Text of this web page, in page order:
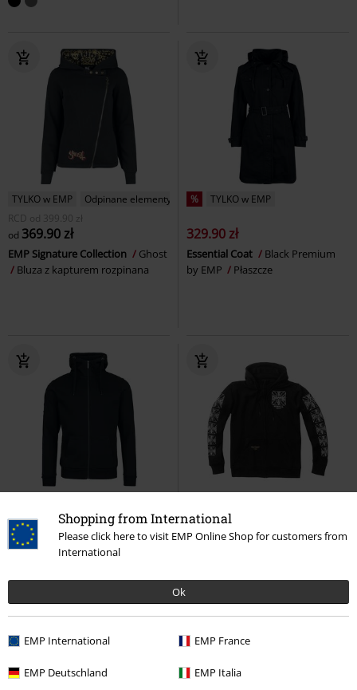
Shopping from International
Please click here to visit EMP Online Shop for customers from
International
Ok
EMP International EMP France
EMP Deutschland EMP Italia
TYLKO w EMP
Odpinane elementy
RCD
od 399.90 zł
od 369.90 zł
EMP Signature Collection
Ghost
Bluza z kapturem rozpinana
% TYLKO w EMP
329.90 zł
Essential Coat
Black Premium
by EMP
Płaszcze
329.90 zł
Reih Dich Ein
Rammstein
369.90 zł